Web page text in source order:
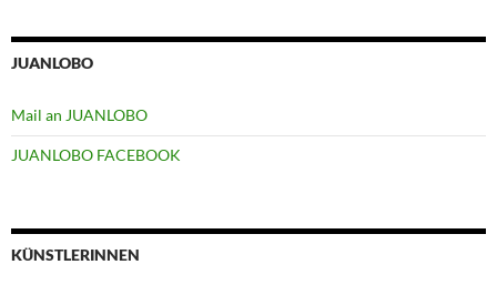
JUANLOBO
Mail an JUANLOBO
JUANLOBO FACEBOOK
KÜNSTLERINNEN